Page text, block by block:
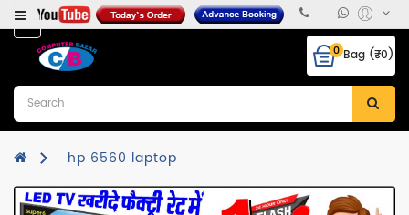
0Bag (₹0)
Category
Desktops
Laptops
Notebooks
Hcl
hp 6560 laptop